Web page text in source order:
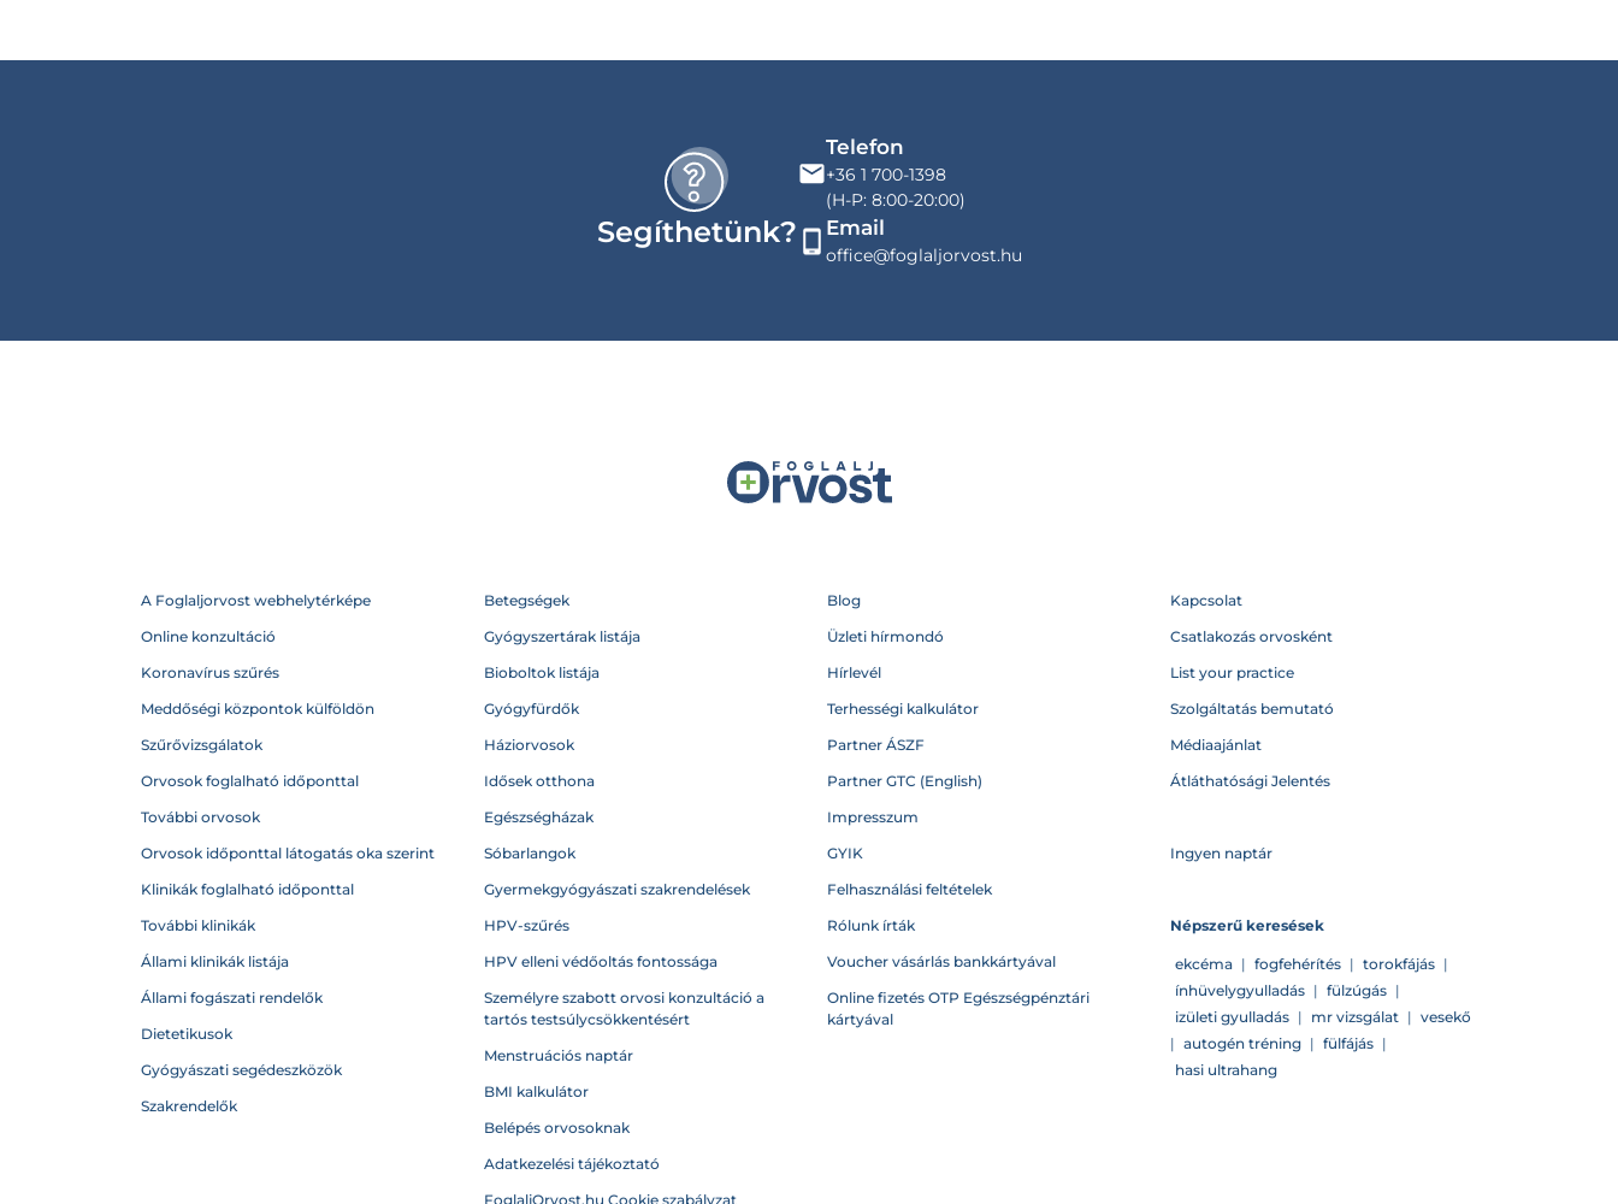
Segíthetünk?
Telefon
+36 1 700-1398
(H-P: 8:00-20:00)
Email
office@foglaljorvost.hu
A Foglaljorvost webhelytérképe
Online konzultáció
Koronavírus szűrés
Meddőségi központok külföldön
Szűrővizsgálatok
Orvosok foglalható időponttal
További orvosok
Orvosok időponttal látogatás oka szerint
Klinikák foglalható időponttal
További klinikák
Állami klinikák listája
Állami fogászati rendelők
Dietetikusok
Gyógyászati segédeszközök
Szakrendelők
Betegségek
Gyógyszertárak listája
Bioboltok listája
Gyógyfürdők
Háziorvosok
Idősek otthona
Egészségházak
Sóbarlangok
Gyermekgyógyászati szakrendelések
HPV-szűrés
HPV elleni védőoltás fontossága
Személyre szabott orvosi konzultáció a
tartós testsúlycsökkentésért
Menstruációs naptár
BMI kalkulátor
Belépés orvosoknak
Adatkezelési tájékoztató
FoglaljOrvost.hu Cookie szabályzat
Blog
Üzleti hírmondó
Hírlevél
Terhességi kalkulátor
Partner ÁSZF
Partner GTC (English)
Impresszum
GYIK
Felhasználási feltételek
Rólunk írták
Voucher vásárlás bankkártyával
Online fizetés OTP Egészségpénztári
kártyával
Kapcsolat
Csatlakozás orvosként
List your practice
Szolgáltatás bemutató
Médiaajánlat
Átláthatósági Jelentés
Ingyen naptár
Népszerű keresések
ekcéma | fogfehérítés | torokfájás |
ínhüvelygyulladás | fülzúgás |
izületi gyulladás | mr vizsgálat | vesekő
| autogén tréning | fülfájás |
hasi ultrahang